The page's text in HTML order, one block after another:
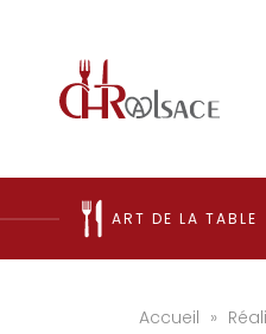
ART DE LA TABLE
Accueil »